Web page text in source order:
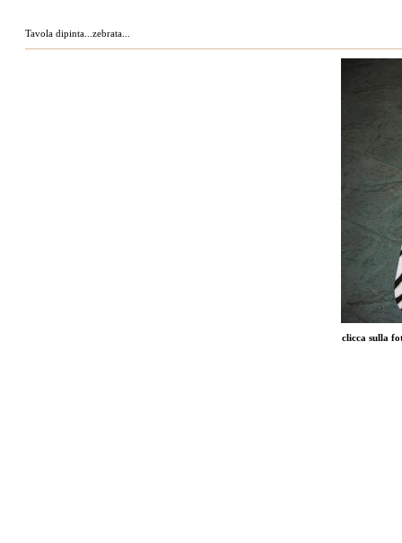
Tavola dipinta...zebrata...
clicca sulla